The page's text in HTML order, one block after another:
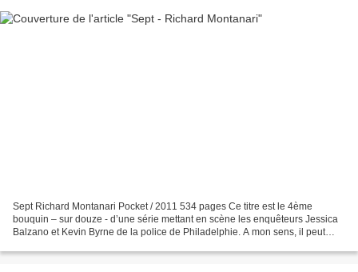
Sept Richard Montanari Pocket / 2011 534 pages Ce titre est le 4ème
bouquin – sur douze - d’une série mettant en scène les enquêteurs Jessica
Balzano et Kevin Byrne de la police de Philadelphie. A mon sens, il peut